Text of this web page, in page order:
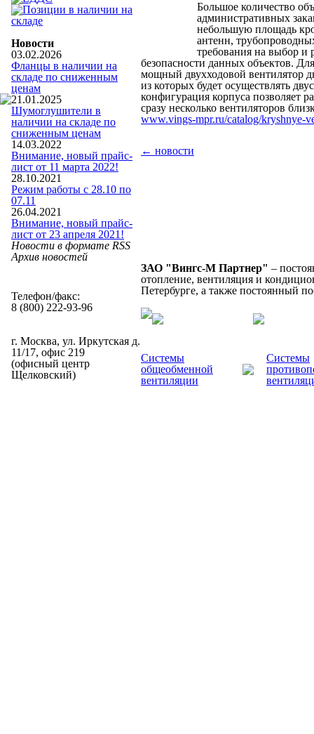
Новости
03.02.2026
Фланцы в наличии на
складе по сниженным
ценам
21.01.2025
Шумоглушители в
наличии на складе по
сниженным ценам
14.03.2022
Внимание, новый прайс-
лист от 11 марта 2022!
28.10.2021
Режим работы с 28.10 по
07.11
26.04.2021
Внимание, новый прайс-
лист от 23 апреля 2021!
Новости в формате RSS
Архив новостей
Большое количество
административных
небольшую площадь
антенн,
требования на выбор и
безопасности данных объектов.
мощный двухходовой вентилятор
из которых будет осуществлять
конфигурация корпуса позволяет
сразу несколько вентиляторов
www.vings-mpr.ru/catalog/kryshnye-
← новости
Телефон/факс:
8 (800) 222-93-96
г. Москва, ул. Иркутская д.
11/17, офис 219
(офисный центр
Щелковский)
ЗАО "Вингс-М Партнер" –
отопление, вентиляция и
Петербурге, а также постоянный
Системы
общеобменной
вентиляции
Системы